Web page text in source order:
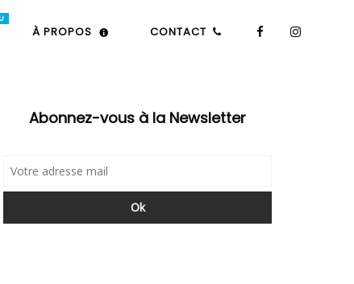
À PROPOS CONTACT
Abonnez-vous à la Newsletter